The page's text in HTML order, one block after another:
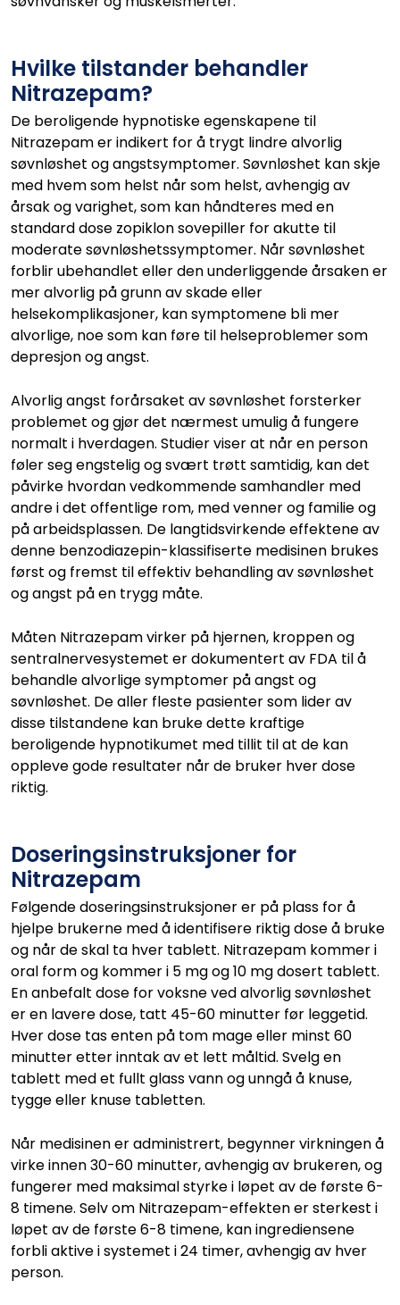
Hvilke tilstander behandler
Nitrazepam?
De beroligende hypnotiske egenskapene til
Nitrazepam er indikert for å trygt lindre alvorlig
søvnløshet og angstsymptomer. Søvnløshet kan skje
med hvem som helst når som helst, avhengig av
årsak og varighet, som kan håndteres med en
standard dose zopiklon sovepiller for akutte til
moderate søvnløshetssymptomer. Når søvnløshet
forblir ubehandlet eller den underliggende årsaken er
mer alvorlig på grunn av skade eller
helsekomplikasjoner, kan symptomene bli mer
alvorlige, noe som kan føre til helseproblemer som
depresjon og angst.
Alvorlig angst forårsaket av søvnløshet forsterker
problemet og gjør det nærmest umulig å fungere
normalt i hverdagen. Studier viser at når en person
føler seg engstelig og svært trøtt samtidig, kan det
påvirke hvordan vedkommende samhandler med
andre i det offentlige rom, med venner og familie og
på arbeidsplassen. De langtidsvirkende effektene av
denne benzodiazepin-klassifiserte medisinen brukes
først og fremst til effektiv behandling av søvnløshet
og angst på en trygg måte.
Måten Nitrazepam virker på hjernen, kroppen og
sentralnervesystemet er dokumentert av FDA til å
behandle alvorlige symptomer på angst og
søvnløshet. De aller fleste pasienter som lider av
disse tilstandene kan bruke dette kraftige
beroligende hypnotikumet med tillit til at de kan
oppleve gode resultater når de bruker hver dose
riktig.
Doseringsinstruksjoner for
Nitrazepam
Følgende doseringsinstruksjoner er på plass for å
hjelpe brukerne med å identifisere riktig dose å bruke
og når de skal ta hver tablett. Nitrazepam kommer i
oral form og kommer i 5 mg og 10 mg dosert tablett.
En anbefalt dose for voksne ved alvorlig søvnløshet
er en lavere dose, tatt 45-60 minutter før leggetid.
Hver dose tas enten på tom mage eller minst 60
minutter etter inntak av et lett måltid. Svelg en
tablett med et fullt glass vann og unngå å knuse,
tygge eller knuse tabletten.
Når medisinen er administrert, begynner virkningen å
virke innen 30-60 minutter, avhengig av brukeren, og
fungerer med maksimal styrke i løpet av de første 6-
8 timene. Selv om Nitrazepam-effekten er sterkest i
løpet av de første 6-8 timene, kan ingrediensene
forbli aktive i systemet i 24 timer, avhengig av hver
person.